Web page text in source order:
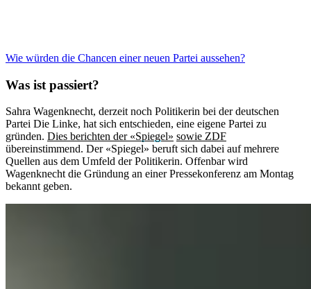
Wie würden die Chancen einer neuen Partei aussehen?
Was ist passiert?
Sahra Wagenknecht, derzeit noch Politikerin bei der deutschen
Partei Die Linke, hat sich entschieden, eine eigene Partei zu
gründen. Dies berichten der «Spiegel» sowie ZDF
übereinstimmend. Der «Spiegel» beruft sich dabei auf mehrere
Quellen aus dem Umfeld der Politikerin. Offenbar wird
Wagenknecht die Gründung an einer Pressekonferenz am Montag
bekannt geben.